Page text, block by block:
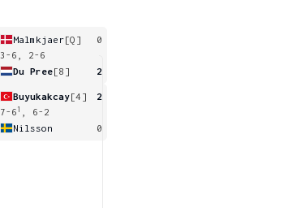
Malmkjaer[Q]
0
3-6, 2-6
Du Pree[8] 2
Buyukakcay[4]
2
7-6 1
, 6-2
Nilsson
0